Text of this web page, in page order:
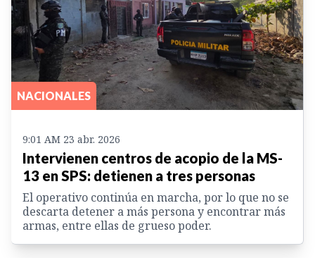
NACIONALES
9:01 AM 23 abr. 2026
Intervienen centros de acopio de la MS-
13 en SPS: detienen a tres personas
El operativo continúa en marcha, por lo que no se
descarta detener a más persona y encontrar más
armas, entre ellas de grueso poder.